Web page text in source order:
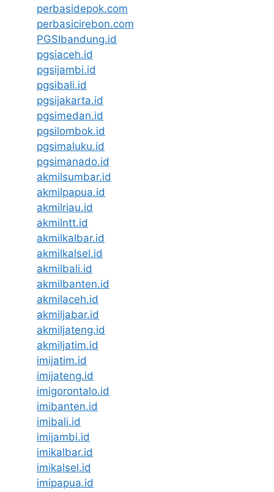
perbasidepok.com
perbasicirebon.com
PGSIbandung.id
pgsiaceh.id
pgsijambi.id
pgsibali.id
pgsijakarta.id
pgsimedan.id
pgsilombok.id
pgsimaluku.id
pgsimanado.id
akmilsumbar.id
akmilpapua.id
akmilriau.id
akmilntt.id
akmilkalbar.id
akmilkalsel.id
akmilbali.id
akmilbanten.id
akmilaceh.id
akmiljabar.id
akmiljateng.id
akmiljatim.id
imijatim.id
imijateng.id
imigorontalo.id
imibanten.id
imibali.id
imijambi.id
imikalbar.id
imikalsel.id
imipapua.id